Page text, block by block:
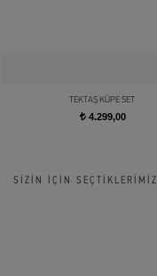
TEKTAŞ KÜPE SET
t4.299,00
SİZİN İÇİN SEÇTİKLERİMİZ